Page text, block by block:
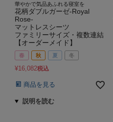
華やかで気品あふれる寝室を
花柄ダブルガーゼ-Royal
Rose-
マットレスシーツ
ファミリーサイズ・複数連結
【オーダーメイド】
春 秋 夏 冬
¥16,082税込
商品を見る